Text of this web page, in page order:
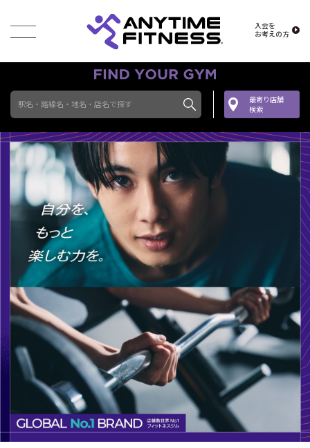
入会を
お考えの方
駅名・路線名・地名・店名で探す
最寄り店舗
検索